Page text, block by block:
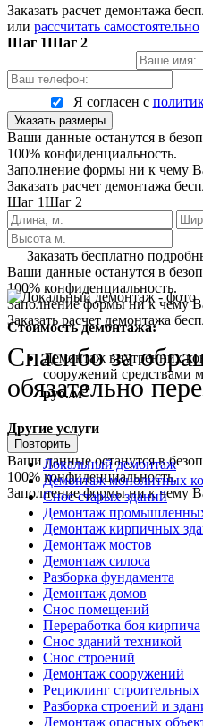
Заказать расчет демонтажа
или рассчитать самостоятельно
Шаг 1Шаг 2
Я согласен с
Указать размеры
Ваши данные останутся в
100% конфиденциальность.
Заполнение формы ни к чему
Заказать расчет демонтажа
Шаг 1Шаг 2
Заказать бесплатно
Ваши данные останутся в
100% конфиденциальность.
Заполнение формы ни к чему
Заказать расчет демонтажа
Спасибо за
обязательно
Повторить
Ваши данные останутся в
100% конфиденциальность.
Заполнение формы ни к чему
Стоимость демонтажа:
Демонтаж внутренних
сооружений средствами
руб./м3
Другие услуги
Локальный демонтаж
Демонтаж монолитных
Снос старых зданий
Демонтаж
Демонтаж кирпичных
Демонтаж мостов
Демонтаж силоса
Разборка фундамента
Демонтаж домов
Снос помещений
Переработка боя кирпича
Снос зданий техникой
Снос строений
Демонтаж сооружений
Рециклинг строительных
Разборка строений и
Демонтаж опасных